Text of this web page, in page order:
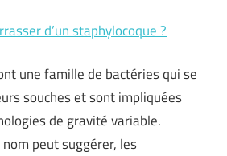
d’un staphylocoque ?
une famille de bactéries qui se
souches et sont impliquées
de gravité variable.
peut suggérer, les